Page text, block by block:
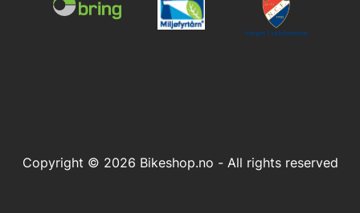
Copyright © 2026 Bikeshop.no - All rights reserved